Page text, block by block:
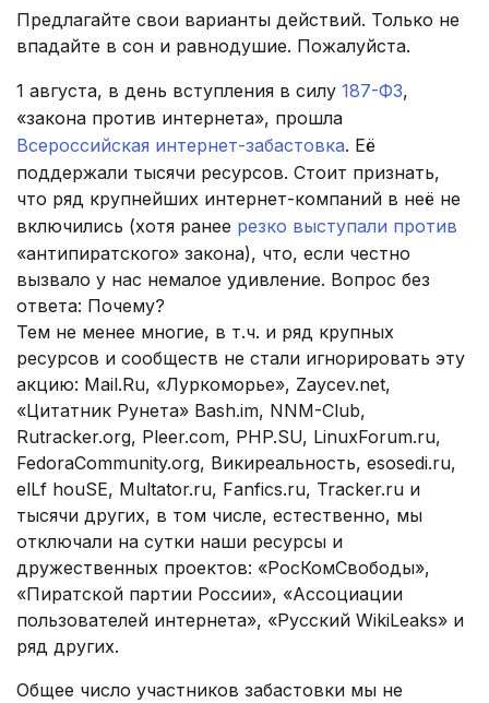
Предлагайте свои варианты действий. Только не
впадайте в сон и равнодушие. Пожалуйста.
1 августа, в день вступления в силу 187-ФЗ,
«закона против интернета», прошла
Всероссийская интернет-забастовка. Её
поддержали тысячи ресурсов. Стоит признать,
что ряд крупнейших интернет-компаний в неё не
включились (хотя ранее резко выступали против
«антипиратского» закона), что, если честно
вызвало у нас немалое удивление. Вопрос без
ответа: Почему?
Тем не менее многие, в т.ч. и ряд крупных
ресурсов и сообществ не стали игнорировать эту
акцию: Mail.Ru, «Луркоморье», Zaycev.net,
«Цитатник Рунета» Bash.im, NNM-Club,
Rutracker.org, Pleer.com, PHP.SU, LinuxForum.ru,
FedoraCommunity.org, Викиреальность, esosedi.ru,
elLf houSE, Multator.ru, Fanfics.ru, Tracker.ru и
тысячи других, в том числе, естественно, мы
отключали на сутки наши ресурсы и
дружественных проектов: «РосКомСвободы»,
«Пиратской партии России», «Ассоциации
пользователей интернета», «Русский WikiLeaks» и
ряд других.
Общее число участников забастовки мы не